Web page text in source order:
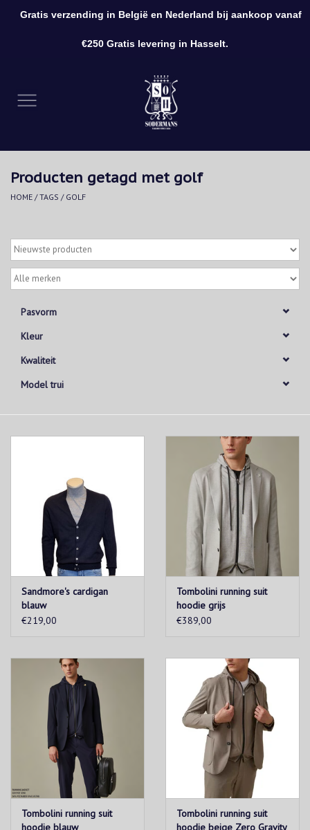
Kleding
Accessoires
Producten getagd met golf
HOME /TAGS / GOLF
Pasvorm
Kleur
Kwaliteit
Model trui
Sandmore's cardigan
blauw
€219,00
Tombolini running suit
hoodie grijs
€389,00
Tombolini running suit
hoodie blauw
Tombolini running suit
hoodie beige Zero Gravity
Gratis verzending in België en Nederland bij aankoop vanaf
€250 Gratis levering in Hasselt.